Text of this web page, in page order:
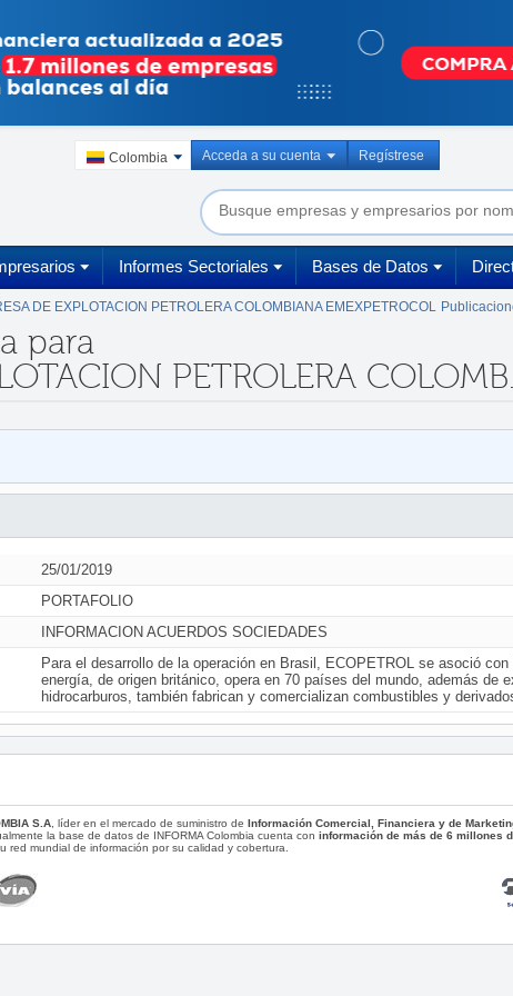
Colombia Acceda a su cuenta Regístrese
Informes Sectoriales Bases de Datos
DE EXPLOTACION PETROLERA COLOMBIANA EMEXPETROCOL
para
PETROLERA
25/01/2019
PORTAFOLIO
INFORMACION ACUERDOS SOCIEDADES
Para el desarrollo de la operación en Brasil, ECOPETROL se asoció
energía, de origen británico, opera en 70 países del mundo, además de
hidrocarburos, también fabrican y comercializan combustibles y
S.A , líder en el mercado de suministro de Información Comercial, Financiera y de
la base de datos de INFORMA Colombia cuenta con información de más de 6 millones
mundial de información por su calidad y cobertura.